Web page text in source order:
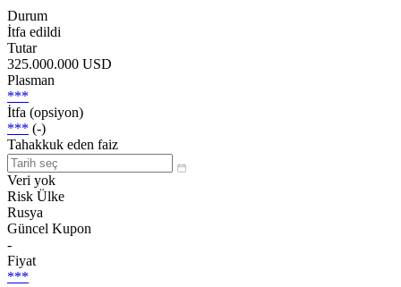
Durum
İtfa edildi
Tutar
325.000.000 USD
Plasman
***
İtfa (opsiyon)
*** (-)
Tahakkuk eden faiz
Veri yok
Risk Ülke
Rusya
Güncel Kupon
-
Fiyat
***